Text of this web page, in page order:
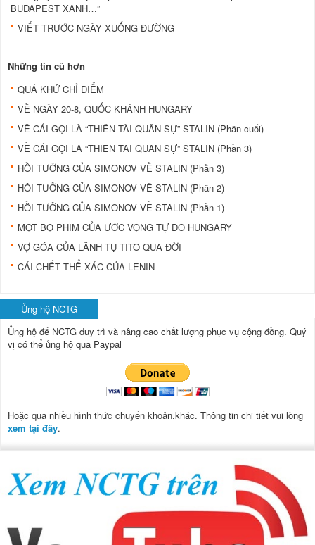
BUDAPEST XANH…”
VIẾT TRƯỚC NGÀY XUỐNG ĐƯỜNG
Những tin cũ hơn
QUÁ KHỨ CHỈ ĐIỂM
VỀ NGÀY 20-8, QUỐC KHÁNH HUNGARY
VỀ CÁI GỌI LÀ “THIÊN TÀI QUÂN SỰ” STALIN (Phần cuối)
VỀ CÁI GỌI LÀ “THIÊN TÀI QUÂN SỰ” STALIN (Phần 3)
HỒI TƯỞNG CỦA SIMONOV VỀ STALIN (Phần 3)
HỒI TƯỞNG CỦA SIMONOV VỀ STALIN (Phần 2)
HỒI TƯỞNG CỦA SIMONOV VỀ STALIN (Phần 1)
MỘT BỘ PHIM CỦA ƯỚC VỌNG TỰ DO HUNGARY
VỢ GÓA CỦA LÃNH TỤ TITO QUA ĐỜI
CÁI CHẾT THỂ XÁC CỦA LENIN
Ủng hộ NCTG
Ủng hộ để NCTG duy trì và nâng cao chất lượng phục vụ cộng đồng. Quý
vị có thể ủng hộ qua Paypal
Hoặc qua nhiều hình thức chuyển khoản.khác. Thông tin chi tiết vui lòng
xem tại đây.